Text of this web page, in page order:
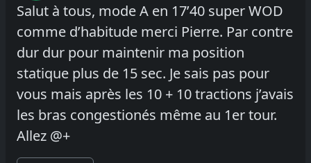
Salut à tous, mode A en 17’40 super WOD
comme d’habitude merci Pierre. Par contre
dur dur pour maintenir ma position
statique plus de 15 sec. Je sais pas pour
vous mais après les 10 + 10 tractions j’avais
les bras congestionés même au 1er tour.
Allez @+